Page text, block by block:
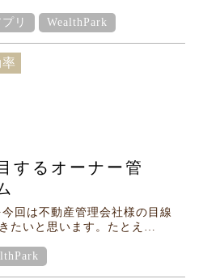
リ WealthPark
するオーナー管
回は不動産管理会社様の目線
たいと思います。たとえ…